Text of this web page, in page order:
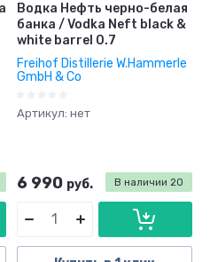
Водка Нефть черно-белая
банка / Vodka Neft black &
white barrel 0.7
Freihof Distillerie W.Hammerle
GmbH & Co
Артикул: нет
В наличии 20
6 990 руб.